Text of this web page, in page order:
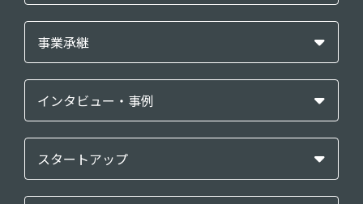
事業承継
インタビュー・事例
スタートアップ